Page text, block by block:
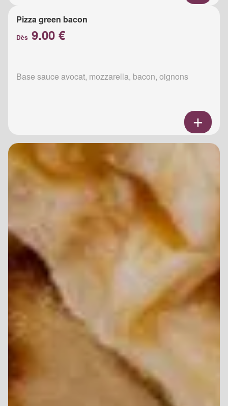
Pizza green bacon
Dès 9.00 €
Base sauce avocat, mozzarella, bacon, oignons